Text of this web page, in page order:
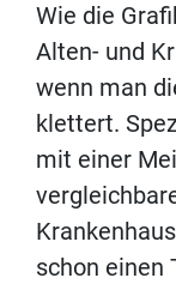
Wie die
Alten- und
wenn man
klettert.
mit einer
schon einen